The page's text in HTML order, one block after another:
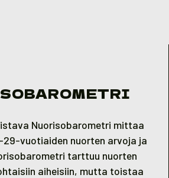
Nuorisobarometri mittaa
29-vuotiaiden nuorten arvoja ja
tarttuu nuorten
aiheisiin, mutta toistaa